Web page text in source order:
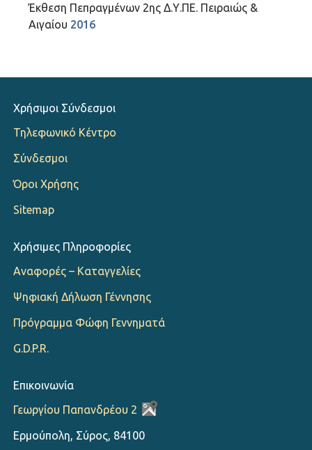
Έκθεση Πεπραγμένων 2ης Δ.Υ.ΠΕ. Πειραιώς &
Αιγαίου 2016
Χρήσιμοι Σύνδεσμοι
Τηλεφωνικό Κέντρο
Σύνδεσμοι
Όροι Χρήσης
Sitemap
Χρήσιμες Πληροφορίες
Αναφορές – Καταγγελίες
Ψηφιακή Δήλωση Γέννησης
Πρόγραμμα Φώφη Γεννηματά
G.D.P.R.
Επικοινωνία
Γεωργίου Παπανδρέου 2
Ερμούπολη, Σύρος, 84100